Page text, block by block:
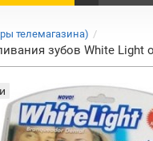
телемагазина)
зубов White Light